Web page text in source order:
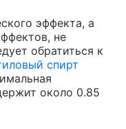
эффекта, а
не
обратиться к
спирт
около 0.85